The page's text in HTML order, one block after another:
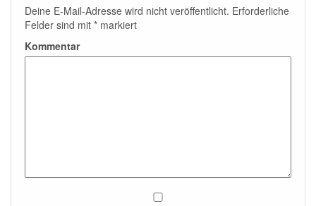
Deine E-Mail-Adresse wird nicht veröffentlicht. Erforderliche
Felder sind mit * markiert
Kommentar